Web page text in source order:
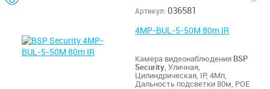
Артикул: 036581
4MP-BUL-5-50M 80m IR
Камера видеонаблюдения BSP
Security, Уличная,
Цилиндрическая, IP, 4Мп,
Дальность подсветки 80м, POE